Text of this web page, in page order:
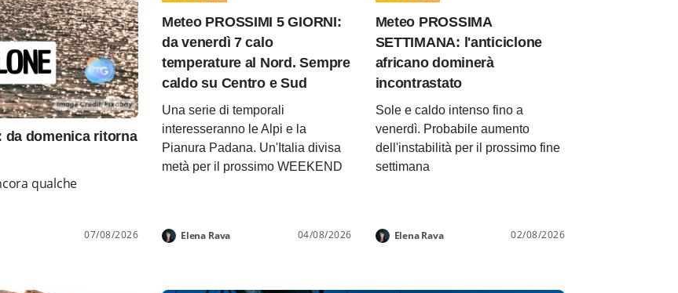
da domenica ritorna
qualche
07/08/2026
Meteo PROSSIMI 5 GIORNI:
da venerdì 7 calo
temperature al Nord. Sempre
caldo su Centro e Sud
Una serie di temporali
interesseranno le Alpi e la
Pianura Padana. Un'Italia divisa
metà per il prossimo WEEKEND
Elena Rava 04/08/2026
Meteo PROSSIMA
SETTIMANA: l'anticiclone
africano dominerà
incontrastato
Sole e caldo intenso fino a
venerdì. Probabile aumento
dell'instabilità per il prossimo fine
settimana
Elena Rava 02/08/2026